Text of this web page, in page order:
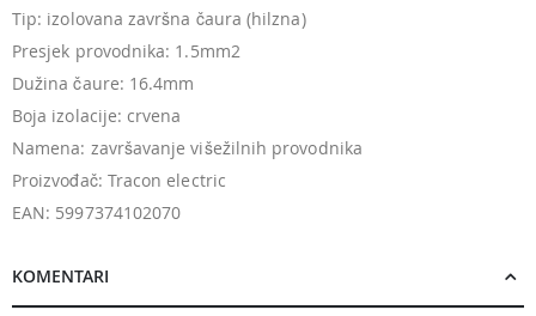
Tip: izolovana završna čaura (hilzna)
Presjek provodnika: 1.5mm2
Dužina čaure: 16.4mm
Boja izolacije: crvena
Namena: završavanje višežilnih provodnika
Proizvođač: Tracon electric
EAN: 5997374102070
KOMENTARI